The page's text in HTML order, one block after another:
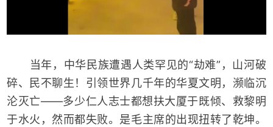
当年，中华民族遭遇人类罕见的“劫难”，山河破
碎、民不聊生！引领世界几千年的华夏文明，濒临沉
沦灭亡——多少仁人志士都想扶大厦于既倾、救黎明
于水火，然而都失败。是毛主席的出现扭转了乾坤。